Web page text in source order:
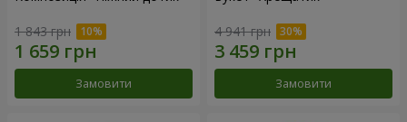
1 843 грн
Замовити
4 941 грн
Замовити